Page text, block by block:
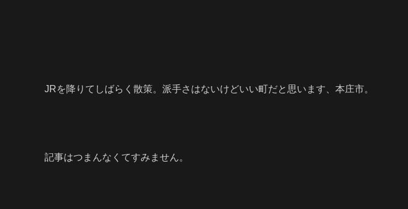
JRを降りてしばらく散策。派手さはないけどいい町だと思います、本庄市。
記事はつまんなくてすみません。